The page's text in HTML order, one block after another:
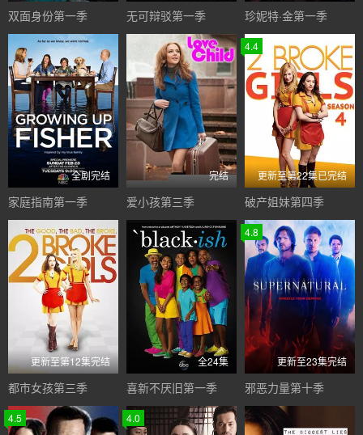
双面身份第一季 无可辩驳第一季 珍妮特·金第一季
全剧完结
家庭指南第一季
完结
爱小孩第三季
4.4
更新至第22集已完结
破产姐妹第四季
更新至第12集完结
都市女孩第三季
全24集
喜新不厌旧第一季
4.8
更新至23集完结
邪恶力量第十季
4.5 4.0